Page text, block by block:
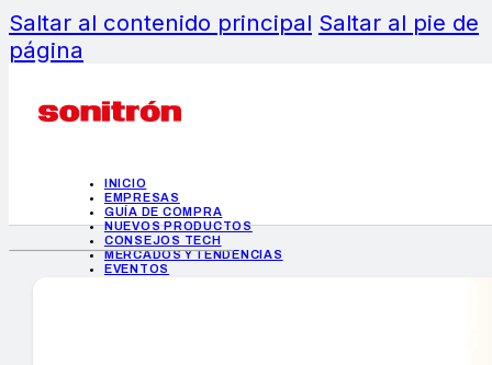
Saltar al contenido principal Saltar al pie de
página
INICIO
EMPRESAS
GUÍA DE COMPRA
NUEVOS PRODUCTOS
CONSEJOS TECH
MERCADOS Y TENDENCIAS
EVENTOS